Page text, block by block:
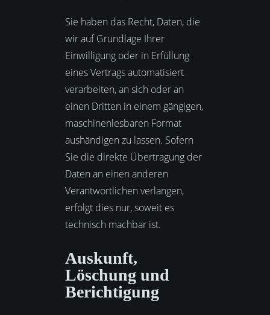
Sie haben das Recht, Daten, die
wir auf Grundlage Ihrer
Einwilligung oder in Erfüllung
eines Vertrags automatisiert
verarbeiten, an sich oder an
einen Dritten in einem gängigen,
maschinenlesbaren Format
aushändigen zu lassen. Sofern
Sie die direkte Übertragung der
Daten an einen anderen
Verantwortlichen verlangen,
erfolgt dies nur, soweit es
technisch machbar ist.
Auskunft,
Löschung und
Berichtigung